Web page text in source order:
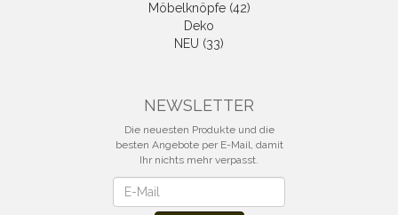
Möbelknöpfe (42)
Deko
NEU (33)
NEWSLETTER
Die neuesten Produkte und die
besten Angebote per E-Mail, damit
Ihr nichts mehr verpasst.